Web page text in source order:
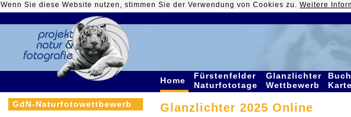
Wenn Sie diese Website nutzen, stimmen Sie der Verwendung von Cookies zu. Weitere
Home
Fürstenfelder
Naturfototage
Glanzlichter
Wettbewerb
GdN-Naturfotowettbewerb
Glanzlichter 2025 Online